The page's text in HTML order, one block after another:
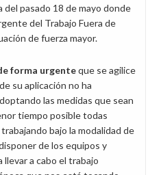
pasado 18 de mayo donde
del Trabajo Fuera de
de fuerza mayor.
forma urgenteque se agilice
su aplicación no ha
las medidas que sean
tiempo posible todas
bajo la modalidad de
de los equipos y
a cabo el trabajo